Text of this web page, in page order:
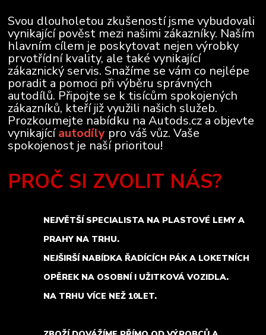
Svou dlouholetou zkušeností jsme vybudovali
vynikající pověst mezi našimi zákazníky. Naším
hlavním cílem je poskytovat nejen výrobky
prvotřídní kvality, ale také vynikající
zákaznický servis. Snažíme se vám co nejlépe
poradit a pomoci při výběru správných
autodílů. Připojte se k tisícům spokojených
zákazníků, kteří již využili našich služeb.
Prozkoumejte nabídku na Autods.cz a objevte
vynikajícíautodíly pro váš vůz. Vaše
spokojenost je naší prioritou!
PROČ SI ZVOLIT NÁS?
NEJVĚTŠÍ SPECIALISTA NA PLASTOVÉ LEMY A
PRAHY NA TRHU.
NEJŠIRŠÍ NABÍDKA ŘADÍCÍCH PÁK A LOKETNÍCH
OPĚREK NA OSOBNÍ I UŽITKOVÁ VOZIDLA.
NA TRHU VÍCE NEŽ 10LET.